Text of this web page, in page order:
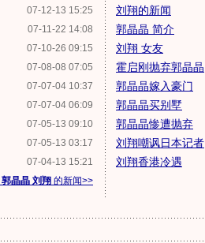
07-12-13 15:25
07-11-22 14:08
07-10-26 09:15
07-08-08 07:05
07-07-04 10:37
07-07-04 06:09
07-05-13 09:10
07-05-13 03:17
07-04-13 15:21
郭晶晶 刘翔 的新闻>>
刘翔的新闻
郭晶晶 简介
刘翔 女友
霍启刚抛弃郭晶晶
郭晶晶嫁入豪门
郭晶晶买别墅
郭晶晶惨遭抛弃
刘翔嘲讽日本记者
刘翔香港冷遇